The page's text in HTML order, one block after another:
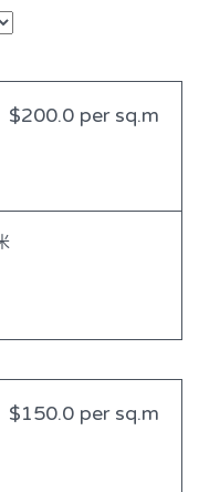
$200.0 per sq.m
$150.0 per sq.m